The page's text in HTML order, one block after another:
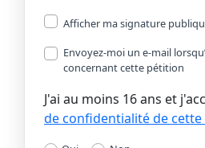
Afficher ma signature
Envoyez-moi un e-mail
concernant cette pétition
J'ai au moins 16 ans et
de confidentialité de